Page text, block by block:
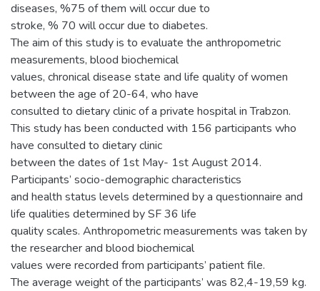
diseases, %75 of them will occur due to
stroke, % 70 will occur due to diabetes.
The aim of this study is to evaluate the anthropometric
measurements, blood biochemical
values, chronical disease state and life quality of women
between the age of 20-64, who have
consulted to dietary clinic of a private hospital in Trabzon.
This study has been conducted with 156 participants who
have consulted to dietary clinic
between the dates of 1st May- 1st August 2014.
Participants’ socio-demographic characteristics
and health status levels determined by a questionnaire and
life qualities determined by SF 36 life
quality scales. Anthropometric measurements was taken by
the researcher and blood biochemical
values were recorded from participants’ patient file.
The average weight of the participants’ was 82,4-19,59 kg.